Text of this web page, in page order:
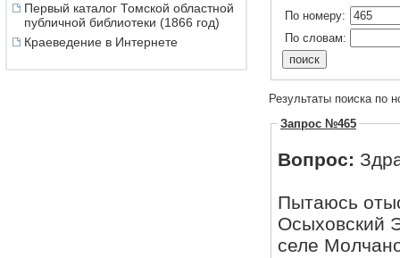
Первый каталог Томской областной
публичной библиотеки (1866 год)
Краеведение в Интернете
По номеру:
По словам:
Результаты поиска по
Запрос №465
Вопрос:
Пытаюсь
Осыховский
селе